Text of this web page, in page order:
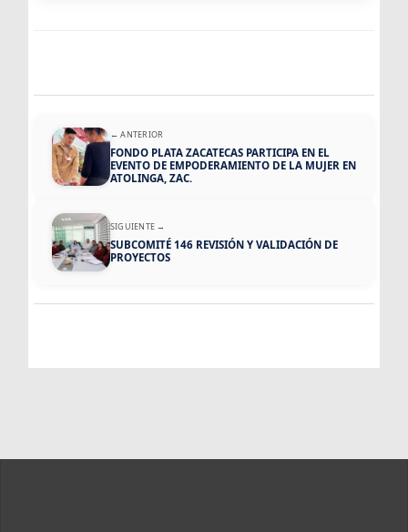
← ANTERIOR
FONDO PLATA ZACATECAS PARTICIPA EN EL
EVENTO DE EMPODERAMIENTO DE LA MUJER EN
ATOLINGA, ZAC.
SIGUIENTE →
SUBCOMITÉ 146 REVISIÓN Y VALIDACIÓN DE
PROYECTOS